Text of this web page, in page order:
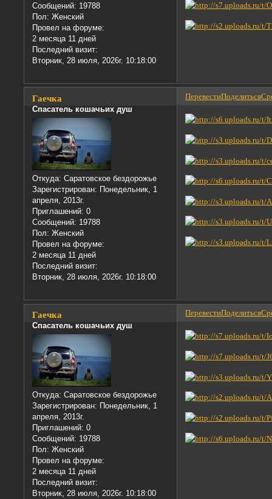
Сообщений: 19788
Пол: Женский
Провел на форуме:
2 месяца 11 дней
Последний визит:
Вторник, 28 июля, 2026г. 10:18:00
ПеревестиПоделиться
Гаечка
Спасатель кошачьих душ
Откуда: Саратовское бездорожье
Зарегистрирован: Понедельник, 1
апреля, 2013г.
Приглашений: 0
Сообщений: 19788
Пол: Женский
Провел на форуме:
2 месяца 11 дней
Последний визит:
Вторник, 28 июля, 2026г. 10:18:00
ПеревестиПоделиться
Гаечка
Спасатель кошачьих душ
Откуда: Саратовское бездорожье
Зарегистрирован: Понедельник, 1
апреля, 2013г.
Приглашений: 0
Сообщений: 19788
Пол: Женский
Провел на форуме:
2 месяца 11 дней
Последний визит:
Вторник, 28 июля, 2026г. 10:18:00